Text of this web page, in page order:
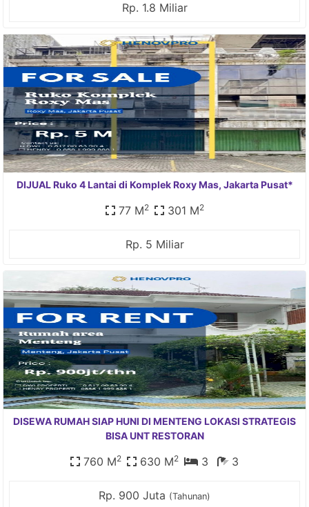
Rp. 1.8 Miliar
DIJUAL Ruko 4 Lantai di Komplek Roxy Mas, Jakarta Pusat*
77 M2 301 M2
Rp. 5 Miliar
DISEWA RUMAH SIAP HUNI DI MENTENG LOKASI STRATEGIS
BISA UNT RESTORAN
760 M2 630 M2 3 3
Rp. 900 Juta (Tahunan)